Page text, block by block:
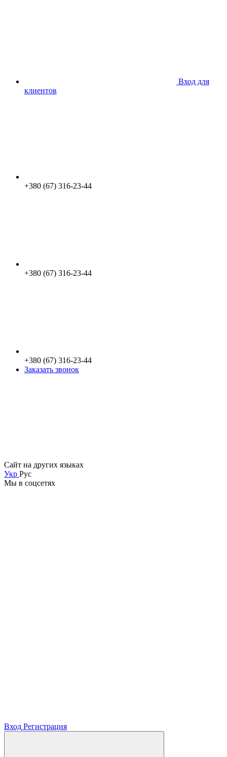
Вход для
клиентов
+380 (67) 316-23-44
+380 (67) 316-23-44
+380 (67) 316-23-44
Заказать звонок
Сайт на других языках
Укр Рус
Мы в соцсетях
Вход Регистрация